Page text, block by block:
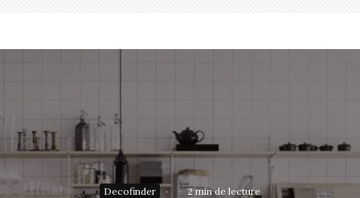
Decofinder · · 2 min de lecture